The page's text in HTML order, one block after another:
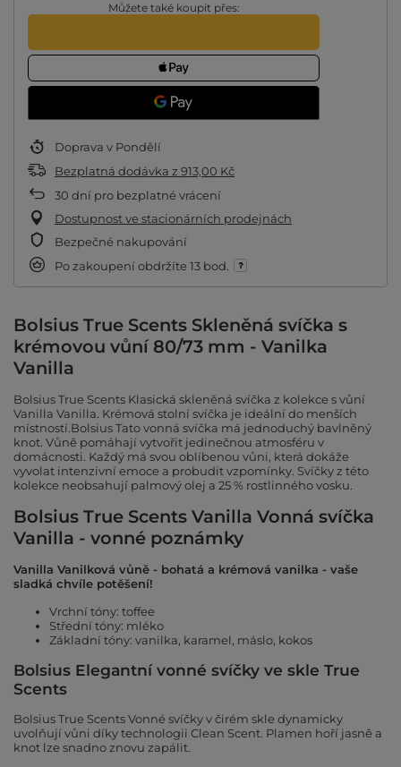
Můžete také koupit přes:
Doprava v Pondělí
Bezplatná dodávka z 913,00 Kč
30 dní pro bezplatné vrácení
Dostupnost ve stacionárních prodejnách
Bezpečné nakupování
Po zakoupení obdržíte 13 bod.
Bolsius True Scents Skleněná svíčka s
krémovou vůní 80/73 mm - Vanilka
Vanilla
Bolsius True Scents Klasická skleněná svíčka z kolekce s vůní
Vanilla Vanilla. Krémová stolní svíčka je ideální do menších
místností.Bolsius Tato vonná svíčka má jednoduchý bavlněný
knot. Vůně pomáhají vytvořit jedinečnou atmosféru v
domácnosti. Každý má svou oblíbenou vůni, která dokáže
vyvolat intenzivní emoce a probudit vzpomínky. Svíčky z této
kolekce neobsahují palmový olej a 25 % rostlinného vosku.
Bolsius True Scents Vanilla Vonná svíčka
Vanilla - vonné poznámky
Vanilla Vanilková vůně - bohatá a krémová vanilka - vaše
sladká chvíle potěšení!
Vrchní tóny: toffee
Střední tóny: mléko
Základní tóny: vanilka, karamel, máslo, kokos
Bolsius Elegantní vonné svíčky ve skle True
Scents
Bolsius True Scents Vonné svíčky v čirém skle dynamicky
uvolňují vůni díky technologii Clean Scent. Plamen hoří jasně a
knot lze snadno znovu zapálit.